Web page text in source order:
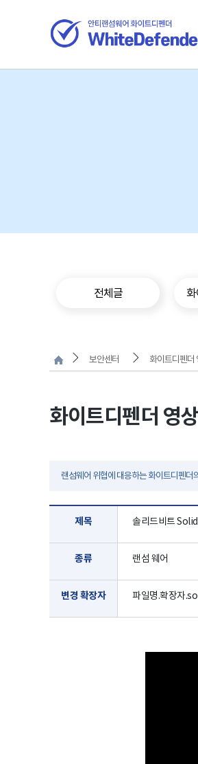
전체글 화
보안센터 화이트디펜더
화이트디펜더 영상
랜섬웨어 위협에 대응하는 화이트디펜더
제목 솔리드비트
종류 랜섬 웨어
변경 확장자 파일명.확장자